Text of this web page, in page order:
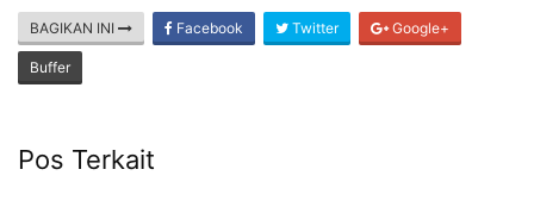
BAGIKAN INI Facebook Twitter Google+
Buffer
Pos Terkait